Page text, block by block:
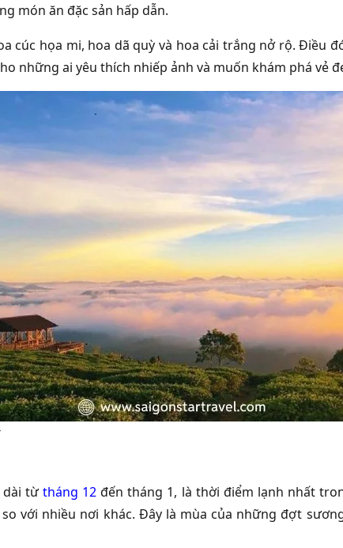
món ăn đặc sản hấp dẫn.
cúc họa mi, hoa dã quỳ và hoa cải trắng nở rộ. Điều
những ai yêu thích nhiếp ảnh và muốn khám phá vẻ
dài từtháng 12 đến tháng 1, là thời điểm lạnh nhất
với nhiều nơi khác. Đây là mùa của những đợt